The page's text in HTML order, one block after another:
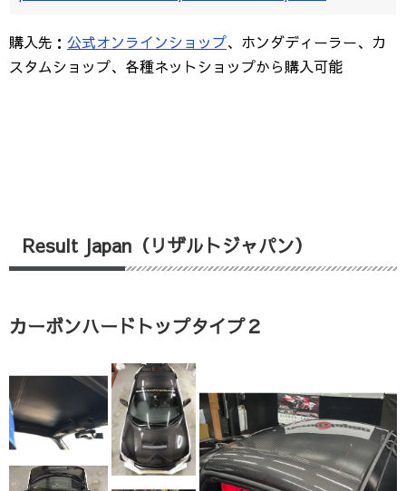
購入先： 公式オンラインショップ、ホンダディーラー、カ
スタムショップ、各種ネットショップから購入可能
Result Japan（リザルトジャパン）
カーボンハードトップタイプ２